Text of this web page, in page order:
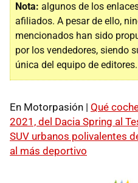
Nota: algunos de los
afiliados. A pesar de ello,
mencionados han sido
por los vendedores, siendo
única del equipo de editores.
En Motorpasión | Qué
2021, del Dacia Spring al
SUV urbanos polivalentes
al más deportivo